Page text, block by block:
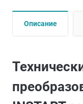
Описание